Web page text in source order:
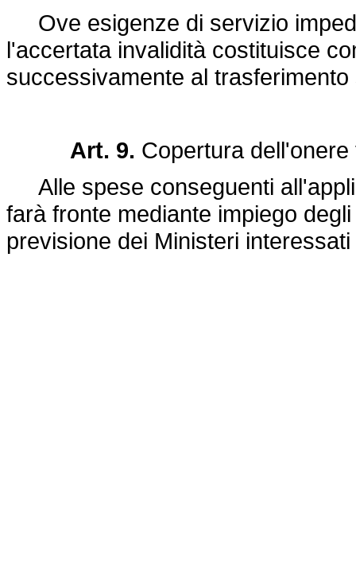
Ove esigenze di servizio
l'accertata invalidità costituisce
successivamente al
Art. 9. Copertura
Alle spese conseguenti
farà fronte mediante impiego
previsione dei Ministeri